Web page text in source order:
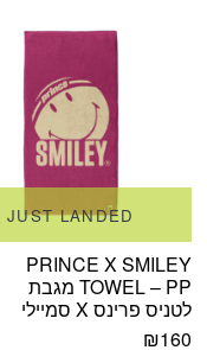
JUST LANDED
PRINCE X SMILEY
TOWEL – PP מגבת
לטניס פרינס X סמיילי
₪160